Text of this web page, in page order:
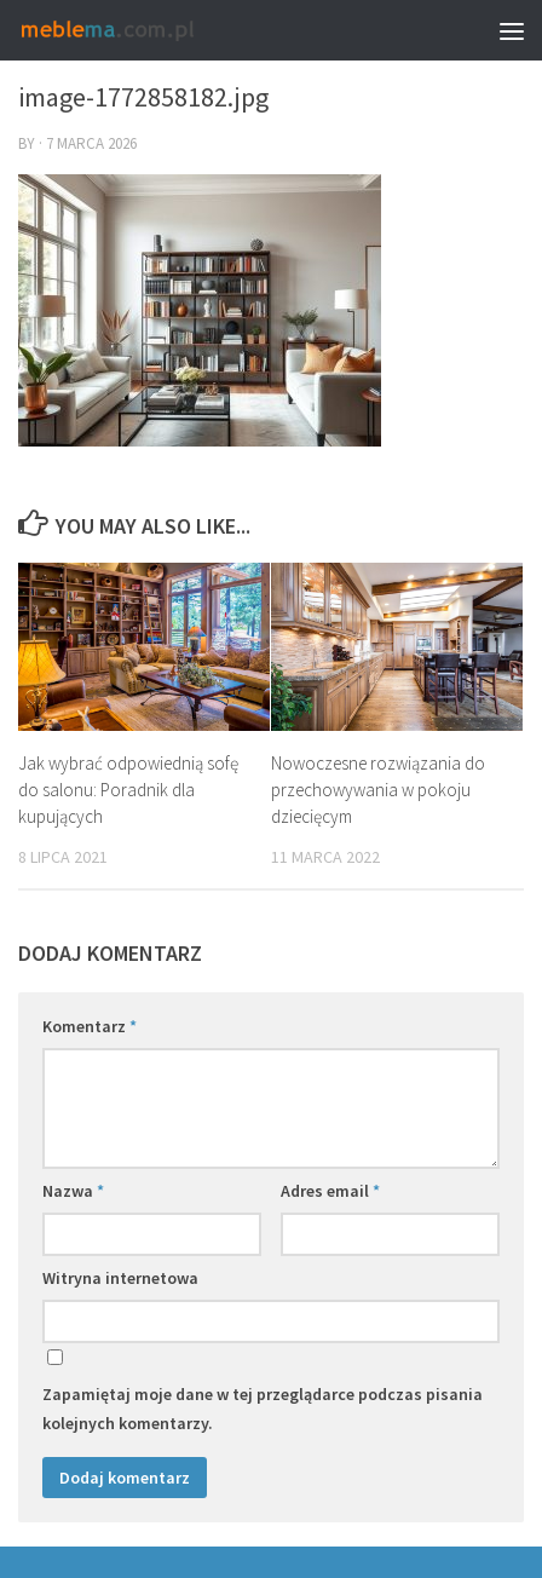
0
image-1772858182.jpg
BY · 7 MARCA 2026
YOU MAY ALSO LIKE...
Jak wybrać odpowiednią sofę
do salonu: Poradnik dla
kupujących
8 LIPCA 2021
Nowoczesne rozwiązania do
przechowywania w pokoju
dziecięcym
11 MARCA 2022
DODAJ KOMENTARZ
Komentarz *
Nazwa * Adres email*
Witryna internetowa
Zapamiętaj moje dane w tej przeglądarce podczas pisania
kolejnych komentarzy.